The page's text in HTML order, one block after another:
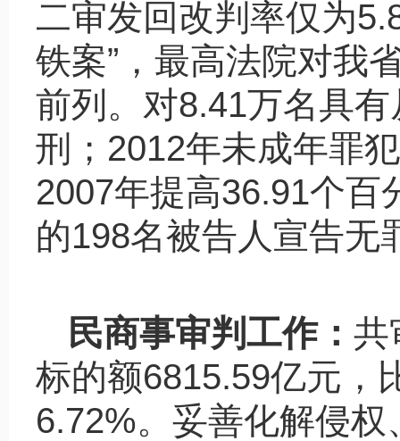
二审发回改判率仅为
铁案” ，最高法院对我
前列。对8.41万名具
刑； 2012年未成年罪
2007年提高36.91个百
的198名被告人宣告无
民商事审判工作： 共
标的额6815.59亿元，
6.72%。妥善化解侵